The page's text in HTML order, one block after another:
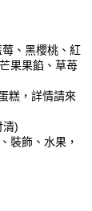
、黑櫻桃、紅
果果餡、草苺
糕，詳情請來
清)
裝飾、水果，